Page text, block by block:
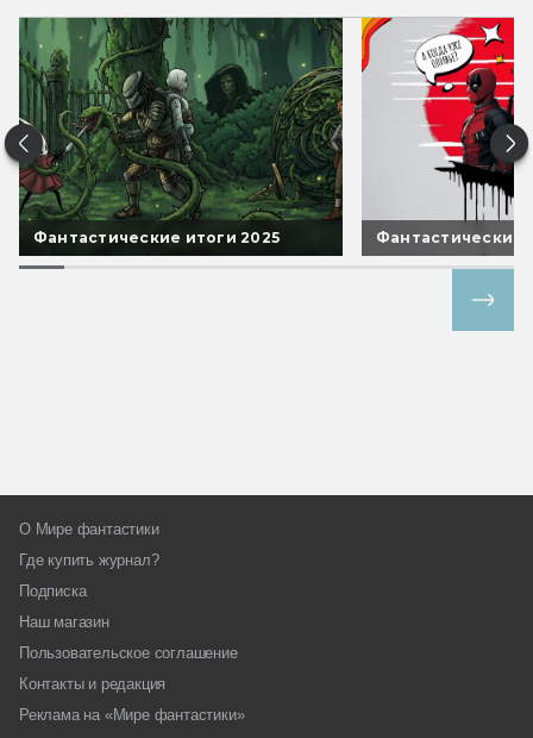
Фантастические итоги 2025 Фантастические
О Мире фантастики
Где купить журнал?
Подписка
Наш магазин
Пользовательское соглашение
Контакты и редакция
Реклама на «Мире фантастики»